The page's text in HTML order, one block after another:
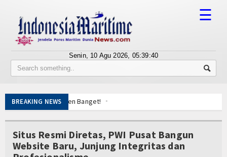
Tentang Kami
Berita
BUMN
☰
Senin, 10 Agu 2026, 05:39:40
BREAKING NEWS
Keren Banget!
Gratis hingga Kawal Jenazah
Pulau 3T di Jawa Timur
Situs Resmi Diretas, PWI Pusat Bangun
Website Baru, Junjung Integritas dan